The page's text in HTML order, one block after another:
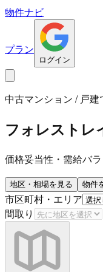
物件ナビ
プラン
ログイン
中古マンション / 戸建
フォレストレ
価格妥当性・需給バ
地区・相場を見る 物件
市区町村・エリア
間取り